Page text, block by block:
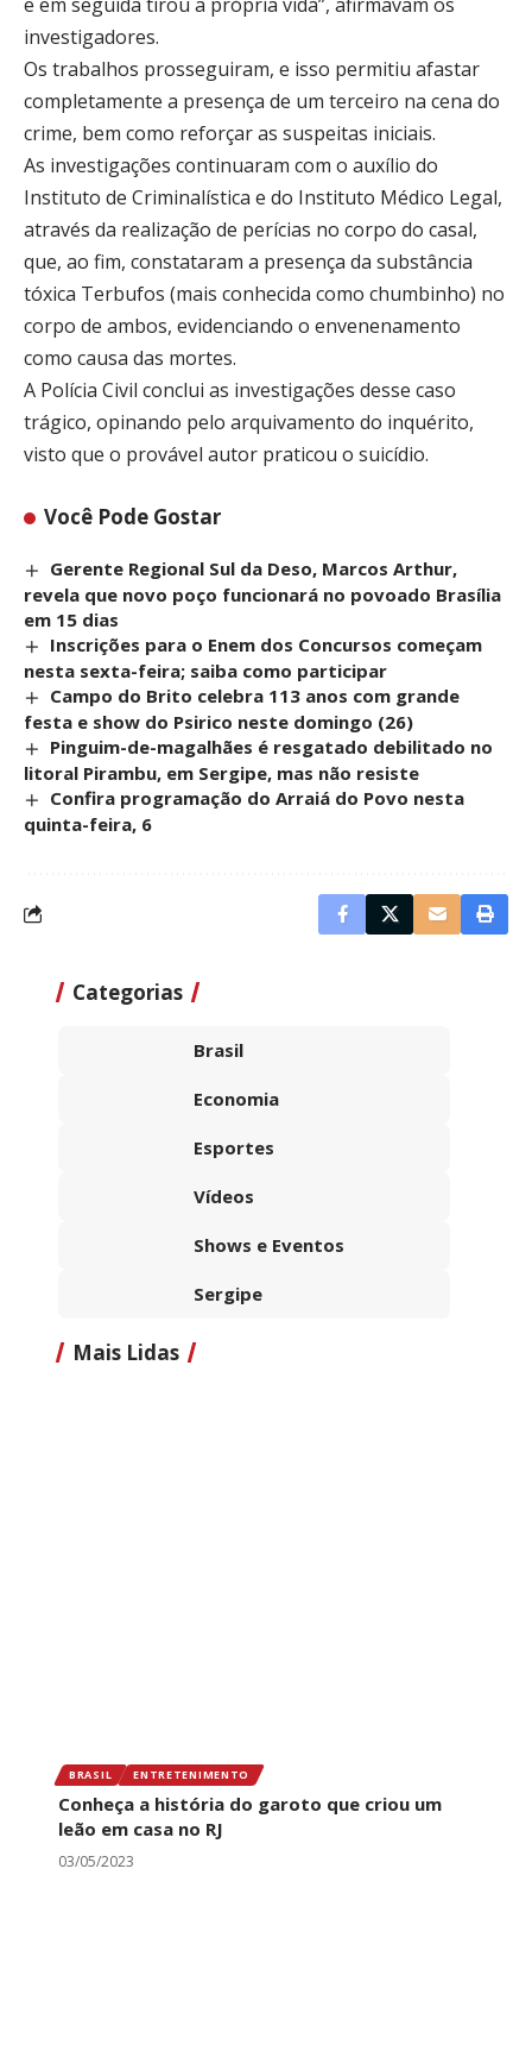
investigadores.
Os trabalhos prosseguiram, e isso permitiu afastar
completamente a presença de um terceiro na cena do
crime, bem como reforçar as suspeitas iniciais.
As investigações continuaram com o auxílio do
Instituto de Criminalística e do Instituto Médico Legal,
através da realização de perícias no corpo do casal,
que, ao fim, constataram a presença da substância
tóxica Terbufos (mais conhecida como chumbinho) no
corpo de ambos, evidenciando o envenenamento
como causa das mortes.
A Polícia Civil conclui as investigações desse caso
trágico, opinando pelo arquivamento do inquérito,
visto que o provável autor praticou o suicídio.
Você Pode Gostar
Gerente Regional Sul da Deso, Marcos Arthur,
revela que novo poço funcionará no povoado Brasília
em 15 dias
Inscrições para o Enem dos Concursos começam
nesta sexta-feira; saiba como participar
Campo do Brito celebra 113 anos com grande
festa e show do Psirico neste domingo (26)
Pinguim-de-magalhães é resgatado debilitado no
litoral Pirambu, em Sergipe, mas não resiste
Confira programação do Arraiá do Povo nesta
quinta-feira, 6
Categorias
Brasil
Economia
Esportes
Vídeos
Shows e Eventos
Sergipe
Mais Lidas
BRASIL ENTRETENIMENTO
Conheça a história do garoto que criou um
leão em casa no RJ
03/05/2023